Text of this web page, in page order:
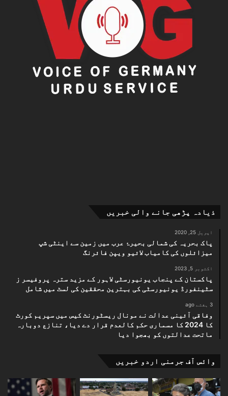
ذیادہ پڑھی جانے والی خبریں
اپریل 25, 2020
پاک بحریہ کی شمالی بحیرۂ عرب میں زمین سے اینٹی شپ
میزائلوں کی کامیاب لائیو ویپن فائرنگ
اکتوبر 5, 2023
پاکستان کے پنجاب یونیورسٹی لاہور کے مزید سترہ پروفیسر ز
سٹینفورڈ یونیورسٹی کی بہترین محققین کی لسٹ میں شامل
3 ہفتے ago
وفاقی آئینی عدالت نے مونال ریسٹورنٹ کیس میں سپریم کورٹ
کا 2024 کا مسماری حکم کالعدم قرار دے دیا، تنازع دوبارہ
ماتحت عدالتوں کو بھجوا دیا
وائس آف جرمنی اردو خبریں